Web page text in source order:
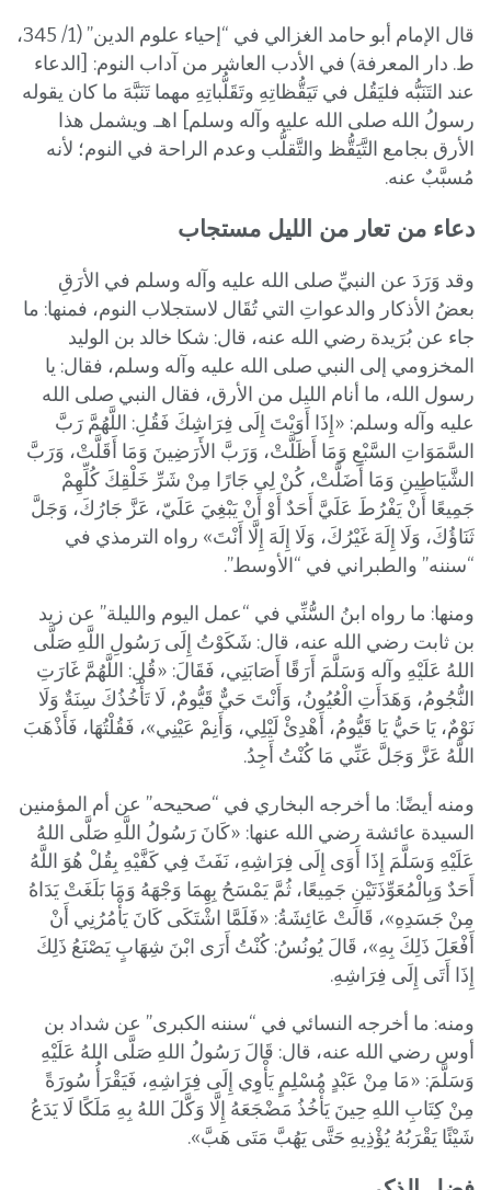
قال الإمام أبو حامد الغزالي في “إحياء علوم الدين” (1/ 345،
ط. دار المعرفة) في الأدب العاشر من آداب النوم: [الدعاء
عند التَنَبُّه فليَقُل في تَيَقُّظاتِهِ وتَقَلُّباتِهِ مهما تَنَبَّهَ ما كان يقوله
رسولُ الله صلى الله عليه وآله وسلم] اهـ. ويشمل هذا
الأرق بجامع التَّيَقُّظ والتَّقلُّب وعدم الراحة في النوم؛ لأنه
مُسبَّبٌ عنه.
دعاء من تعار من الليل مستجاب
وقد وَرَدَ عن النبيِّ صلى الله عليه وآله وسلم في الأرَقِ
بعضُ الأذكار والدعواتِ التي تُقَال لاستجلاب النوم، فمنها: ما
جاء عن بُرَيدة رضي الله عنه، قال: شكا خالد بن الوليد
المخزومي إلى النبي صلى الله عليه وآله وسلم، فقال: يا
رسول الله، ما أنام الليل من الأرق، فقال النبي صلى الله
عليه وآله وسلم: «إِذَا أَوَيْتَ إِلَى فِرَاشِكَ فَقُلِ: اللَّهُمَّ رَبَّ
السَّمَوَاتِ السَّبْعِ وَمَا أَظَلَّتْ، وَرَبَّ الأَرَضِينَ وَمَا أَقَلَّتْ، وَرَبَّ
الشَّيَاطِينِ وَمَا أَضَلَّتْ، كُنْ لِي جَارًا مِنْ شَرِّ خَلْقِكَ كُلِّهِمْ
جَمِيعًا أَنْ يَفْرُطَ عَلَيَّ أَحَدٌ أَوْ أَنْ يَبْغِيَ عَلَيّ، عَزَّ جَارُكَ، وَجَلَّ
ثَنَاؤُكَ، وَلَا إِلَهَ غَيْرُكَ، وَلَا إِلَهَ إِلَّا أَنْتَ» رواه الترمذي في
“سننه” والطبراني في “الأوسط”.
ومنها: ما رواه ابنُ السُّنِّي في “عمل اليوم والليلة” عن زيد
بن ثابت رضي الله عنه، قال: شَكَوْتُ إِلَى رَسُولِ اللَّهِ صَلَّى
اللهُ عَلَيْهِ وآله وَسَلَّمَ أَرَقًا أَصَابَنِي، فَقَالَ: «قُلِ: اللَّهُمَّ غَارَتِ
النُّجُومُ، وَهَدَأَتِ الْعُيُونُ، وَأَنْتَ حَيٌّ قَيُّومٌ، لَا تَأْخُذُكَ سِنَةٌ وَلَا
نَوْمٌ، يَا حَيُّ يَا قَيُّومُ، أَهْدِئْ لَيْلِي، وَأَنِمْ عَيْنِي»، فَقُلْتُهَا، فَأَذْهَبَ
اللَّهُ عَزَّ وَجَلَّ عَنِّي مَا كُنْتُ أَجِدُ.
ومنه أيضًا: ما أخرجه البخاري في “صحيحه” عن أم المؤمنين
السيدة عائشة رضي الله عنها: «كَانَ رَسُولُ اللَّهِ صَلَّى اللهُ
عَلَيْهِ وَسَلَّمَ إِذَا أَوَى إِلَى فِرَاشِهِ، نَفَثَ فِي كَفَّيْهِ بِقُلْ هُوَ اللَّهُ
أَحَدٌ وَبِالْمُعَوِّذَتَيْنِ جَمِيعًا، ثُمَّ يَمْسَحُ بِهِمَا وَجْهَهُ وَمَا بَلَغَتْ يَدَاهُ
مِنْ جَسَدِهِ»، قَالَتْ عَائِشَةُ: «فَلَمَّا اشْتَكَى كَانَ يَأْمُرُنِي أَنْ
أَفْعَلَ ذَلِكَ بِهِ»، قَالَ يُونُسُ: كُنْتُ أَرَى ابْنَ شِهَابٍ يَصْنَعُ ذَلِكَ
إِذَا أَتَى إِلَى فِرَاشِهِ.
ومنه: ما أخرجه النسائي في “سننه الكبرى” عن شداد بن
أوس رضي الله عنه، قال: قَالَ رَسُولُ اللهِ صَلَّى اللهُ عَلَيْهِ
وَسَلَّمَ: «مَا مِنْ عَبْدٍ مُسْلِمٍ يَأْوِي إِلَى فِرَاشِهِ، فَيَقْرَأُ سُورَةً
مِنْ كِتَابِ اللهِ حِينَ يَأْخُذُ مَضْجَعَهُ إِلَّا وَكَّلَ اللهُ بِهِ مَلَكًا لَا يَدَعُ
شَيْئًا يَقْرَبُهُ يُؤْذِيهِ حَتَّى يَهُبَّ مَتَى هَبَّ».